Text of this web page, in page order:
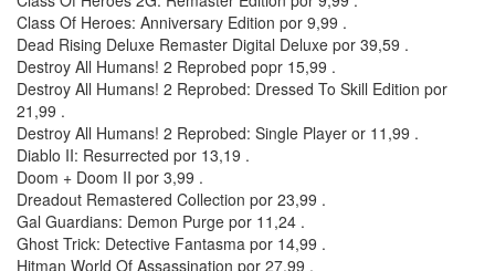
Class Of Heroes: Anniversary Edition por 9,99 .
Dead Rising Deluxe Remaster Digital Deluxe por 39,59 .
Destroy All Humans! 2 Reprobed popr 15,99 .
Destroy All Humans! 2 Reprobed: Dressed To Skill Edition por
21,99 .
Destroy All Humans! 2 Reprobed: Single Player or 11,99 .
Diablo II: Resurrected por 13,19 .
Doom + Doom II por 3,99 .
Dreadout Remastered Collection por 23,99 .
Gal Guardians: Demon Purge por 11,24 .
Ghost Trick: Detective Fantasma por 14,99 .
Hitman World Of Assassination por 27,99 .